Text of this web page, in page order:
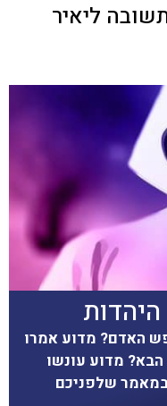
ליאיר
האדם? מדוע אמרו
מדוע עונשו
במאמר שלפניכם